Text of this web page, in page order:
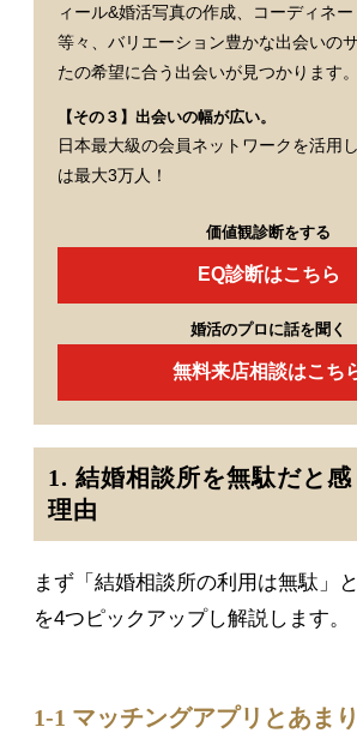
ィール&婚活写真の作成、コーディネ
等々、バリエーション豊かな出会いの
たの希望に合う出会いが見つかります。
【その３】出会いの幅が広い。
日本最大級の会員ネットワークを活用
は最大3万人！
価値観診断をする
EQ診断はこちら
婚活のプロに話を聞く
無料来店相談はこち
1. 結婚相談所を無駄だと
理由
まず「結婚相談所の利用は無駄」
を4つピックアップし解説します。
1-1 マッチングアプリとあま